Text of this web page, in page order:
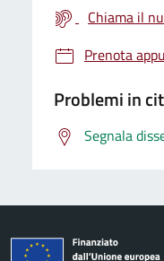
Chiama il
Prenota
Problemi in
Segnala